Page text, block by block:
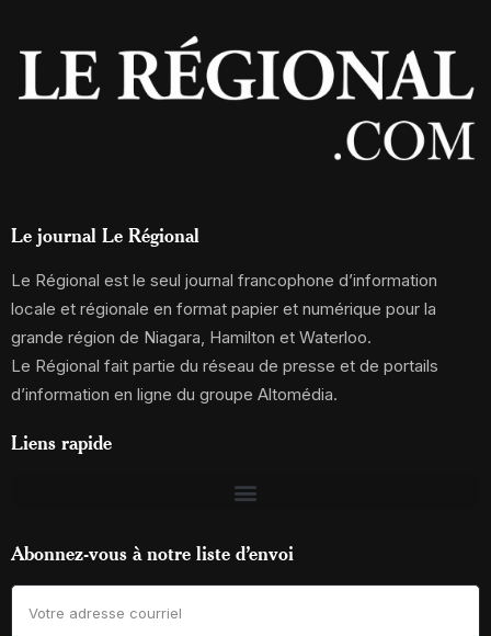
Le journal Le Régional
Le Régional est le seul journal francophone d’information
locale et régionale en format papier et numérique pour la
grande région de Niagara, Hamilton et Waterloo.
Le Régional fait partie du réseau de presse et de portails
d’information en ligne du groupe Altomédia.
Liens rapide
Abonnez-vous à notre liste d’envoi